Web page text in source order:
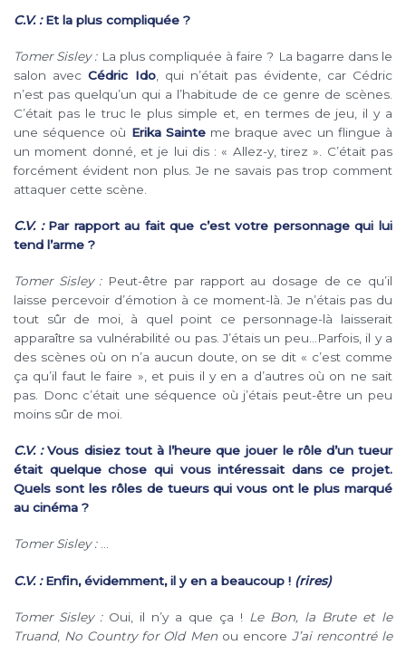
C.V. :Et la plus compliquée ?
Tomer Sisley : La plus compliquée à faire ? La bagarre dans le
salon avecCédric Ido, qui n’était pas évidente, car Cédric
n’est pas quelqu’un qui a l’habitude de ce genre de scènes.
C’était pas le truc le plus simple et, en termes de jeu, il y a
une séquence où Erika Sainteme braque avec un flingue à
un moment donné, et je lui dis : « Allez-y, tirez ». C’était pas
forcément évident non plus. Je ne savais pas trop comment
attaquer cette scène.
C.V. :Par rapport au fait que c’est votre personnage qui lui
tend l’arme ?
Tomer Sisley : Peut-être par rapport au dosage de ce qu’il
laisse percevoir d’émotion à ce moment-là. Je n’étais pas du
tout sûr de moi, à quel point ce personnage-là laisserait
apparaître sa vulnérabilité ou pas. J’étais un peu…Parfois, il y a
des scènes où on n’a aucun doute, on se dit « c’est comme
ça qu’il faut le faire », et puis il y en a d’autres où on ne sait
pas. Donc c’était une séquence où j’étais peut-être un peu
moins sûr de moi.
C.V. :Vous disiez tout à l’heure que jouer le rôle d’un tueur
était quelque chose qui vous intéressait dans ce projet.
Quels sont les rôles de tueurs qui vous ont le plus marqué
au cinéma ?
Tomer Sisley :…
C.V. :Enfin, évidemment, il y en a beaucoup ! (rires)
Tomer Sisley : Oui, il n’y a que ça !
Le Bon, la Brute et le
Truand, No Country for Old Menou encore J’ai rencontré le